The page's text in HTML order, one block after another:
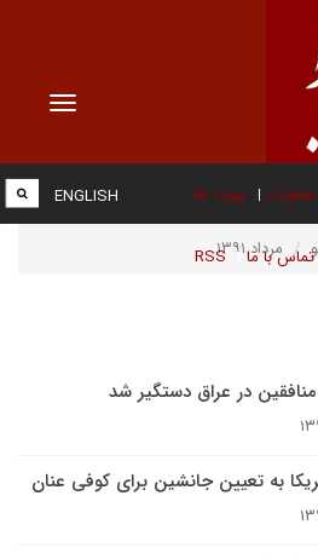
Toggle
عضویت پیوند ها
تماس با ما RSS
ENGLISH
مرداد ۱۳۹۱
در عراق دستگیر شد
به تعیین جانشین برای کوفی عنان